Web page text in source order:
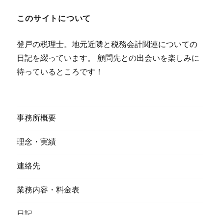
このサイトについて
登戸の税理士。地元近隣と税務会計関連についての
日記を綴っています。 顧問先との出会いを楽しみに
待っているところです！
事務所概要
理念・実績
連絡先
業務内容・料金表